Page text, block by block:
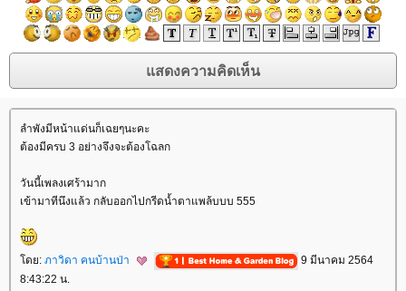
ลำพังมีหน้าแด่นก็เฉยๆนะคะ
ต้องมีครบ 3 อย่างจึงจะต้องโฉลก
วันนี้เพลงเศร้ามาก
เข้ามาทีนึงแล้ว กลับออกไปกรีดน้ำตาแพล้บบบ 555
ดย: ภาวิดา คนบ้านป่า
9 มีนาคม 2564
8:43:22 น.